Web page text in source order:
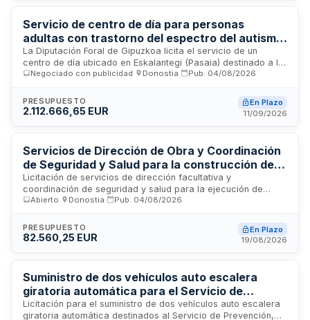
la seguridad y funcionalidad de la infraestructura viaria en
este tramo de la vía.
Servicio de centro de día para personas
adultas con trastorno del espectro del autismo
en Pasaia - Diputación Foral de Gipuzkoa
La Diputación Foral de Gipuzkoa licita el servicio de un
centro de día ubicado en Eskalantegi (Pasaia) destinado a la
atención integral de personas adultas con trastorno del
prestaciones del Sistema Vasco de Servicios Sociales y
contempla actuaciones de apoyo directo, seguimiento
conductas desafiantes, estructuración de entornos y
formación continua del personal especializado en TEA.
Negociado con publicidad Donostia Pub. 04/08/2026
PRESUPUESTO
2.112.666,65 EUR
En Plazo
11/09/2026
Servicios de Dirección de Obra y Coordinación
de Seguridad y Salud para la construcción de
vía ciclista-peatonal Gabiria-Jaizubia -
Diputación Foral de Gipuzkoa
Licitación de servicios de dirección facultativa y
coordinación de seguridad y salud para la ejecución de
obras de construcción de una vía ciclista-peatonal entre el
Gipuzkoa, a través del Departamento de Sostenibilidad,
requiere profesionales técnicos para supervisar, dirigir y
el cumplimiento de normas de seguridad y salud laboral
durante toda la fase de ejecución del proyecto.
Abierto Donostia Pub. 04/08/2026
PRESUPUESTO
82.560,25 EUR
En Plazo
19/08/2026
Suministro de dos vehículos auto escalera
giratoria automática para el Servicio de
Prevención, Extinción de Incendios y
Licitación para el suministro de dos vehículos auto escalera
giratoria automática destinados al Servicio de Prevención,